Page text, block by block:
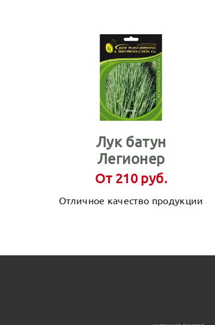
Лук батун
Легионер
От 210 руб.
Отличное качество продукции